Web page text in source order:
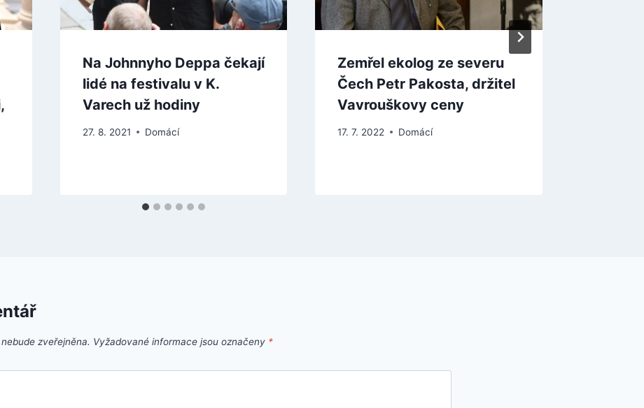
Na Johnnyho Deppa čekají
lidé na festivalu v K.
Varech už hodiny
27. 8. 2021 Domácí
Zemřel ekolog ze severu
Čech Petr Pakosta, držitel
Vavrouškovy ceny
17. 7. 2022 Domácí
zveřejněna. Vyžadované informace jsou označeny *